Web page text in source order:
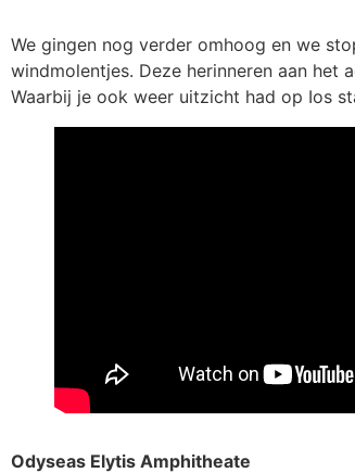
We gingen nog verder omhoog en we
windmolentjes. Deze herinneren aan het
Waarbij je ook weer uitzicht had op Ios
Odyseas Elytis Amphitheate